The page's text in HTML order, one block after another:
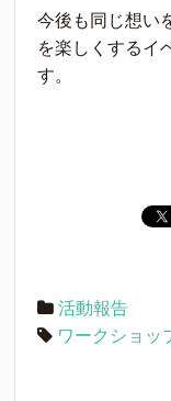
今後も同じ想い
を楽しくするイ
す。
活動報告
ワークショッ